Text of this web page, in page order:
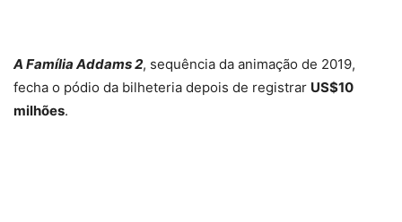
A Família Addams 2, sequência da animação de 2019,
fecha o pódio da bilheteria depois de registrar US$10
milhões.